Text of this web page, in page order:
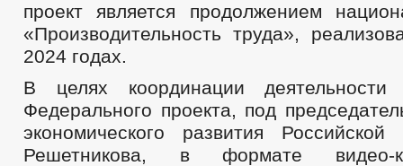
проект является продолжением
«Производительность труда»,
2024 годах.
В целях координации
Федерального проекта, под
экономического развития
Решетникова, в формате видео-